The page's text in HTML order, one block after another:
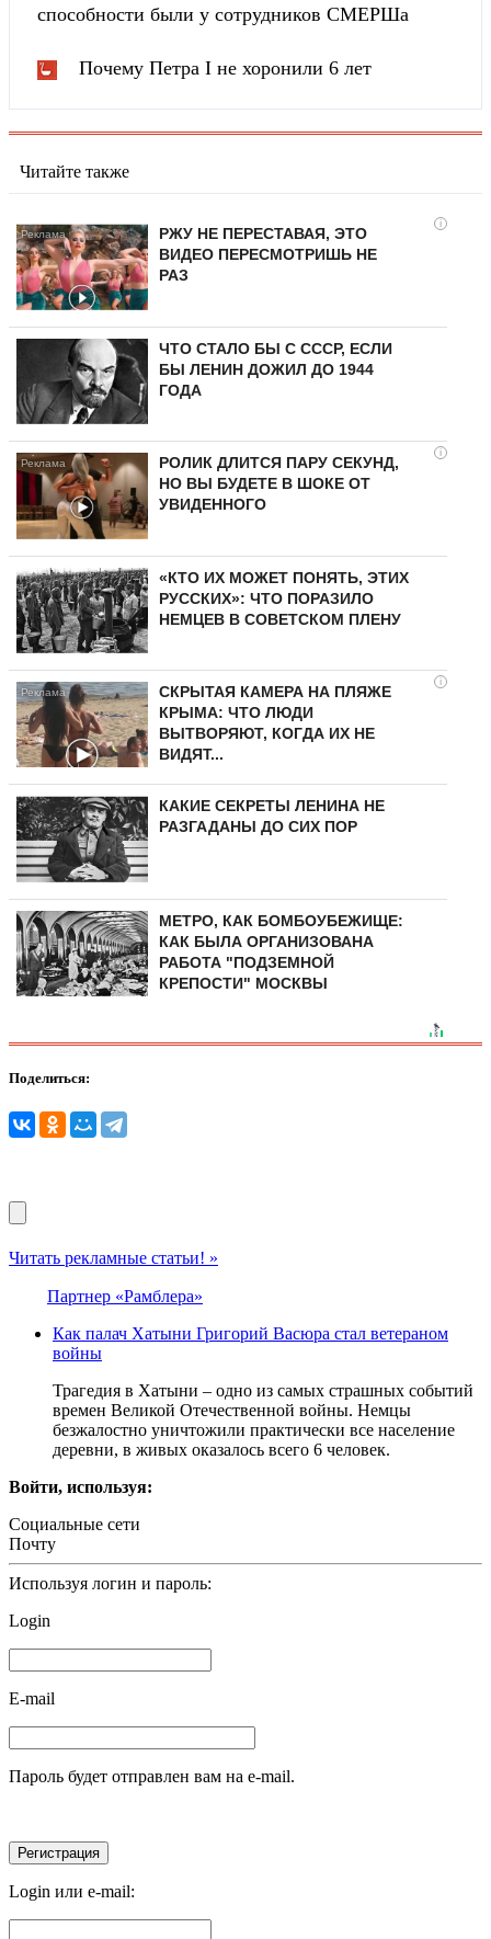
способности были у сотрудников СМЕРШа
Почему Петра I не хоронили 6 лет
Читайте также
i
РЖУ НЕ ПЕРЕСТАВАЯ, ЭТО
ВИДЕО ПЕРЕСМОТРИШЬ НЕ
РАЗ
ЧТО СТАЛО БЫ С СССР, ЕСЛИ
БЫ ЛЕНИН ДОЖИЛ ДО 1944
ГОДА
i
РОЛИК ДЛИТСЯ ПАРУ СЕКУНД,
НО ВЫ БУДЕТЕ В ШОКЕ ОТ
УВИДЕННОГО
«КТО ИХ МОЖЕТ ПОНЯТЬ, ЭТИХ
РУССКИХ»: ЧТО ПОРАЗИЛО
НЕМЦЕВ В СОВЕТСКОМ ПЛЕНУ
i
СКРЫТАЯ КАМЕРА НА ПЛЯЖЕ
КРЫМА: ЧТО ЛЮДИ
ВЫТВОРЯЮТ, КОГДА ИХ НЕ
ВИДЯТ...
КАКИЕ СЕКРЕТЫ ЛЕНИНА НЕ
РАЗГАДАНЫ ДО СИХ ПОР
МЕТРО, КАК БОМБОУБЕЖИЩЕ:
КАК БЫЛА ОРГАНИЗОВАНА
РАБОТА "ПОДЗЕМНОЙ
КРЕПОСТИ" МОСКВЫ
Поделиться:
Читать рекламные статьи! »
Партнер «Рамблера»
Как палач Хатыни Григорий Васюра стал ветераном
войны
Трагедия в Хатыни – одно из самых страшных событий
времен Великой Отечественной войны. Немцы
безжалостно уничтожили практически все население
деревни, в живых оказалось всего 6 человек.
Войти, используя:
Социальные сети
Почту
Используя логин и пароль:
Login
E-mail
Пароль будет отправлен вам на e-mail.
Login или e-mail: